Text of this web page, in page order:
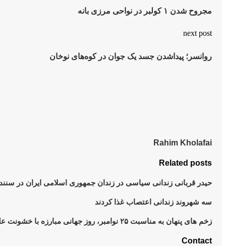
مجروح شدن ۱ کولبر در نواحی مرزی بانه
next post
روانسر؛ پیداشدن جسد یک جوان در کوه‌های نوخان
Rahim Kholafai
Related posts
حیدر قربانی زندانی سیاسی در زندان جمهوری اسلامی ایران در
سە شهروند زندانی اعتصاب غذا کردند
زخم های پنهان به مناسبت ۲۵ نوامبر، روز جهانی مبارزه با خشونت علیه زنان
Contact